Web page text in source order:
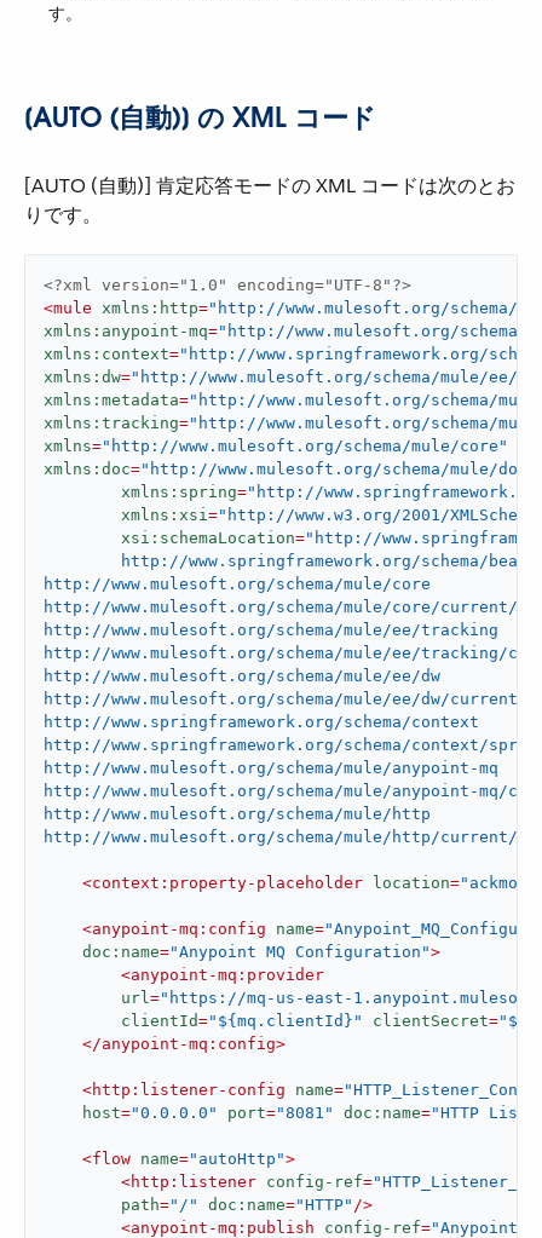
す。
[AUTO (自動)] の XML コード
[AUTO (自動)] 肯定応答モードの XML コードは次のとお
りです。
<?xml version="1.0" encoding="UTF-8"?>
<mule xmlns:http="http://www.mulesoft.org/schema/
xmlns:anypoint-mq="http://www.mulesoft.org/schema/
xmlns:context="http://www.springframework.org/
xmlns:dw="http://www.mulesoft.org/schema/mule/ee/
xmlns:metadata="http://www.mulesoft.org/schema/
xmlns:tracking="http://www.mulesoft.org/schema/
xmlns="http://www.mulesoft.org/schema/mule/core"
xmlns:doc="http://www.mulesoft.org/schema/mule/
xmlns:spring="http://
xmlns:xsi ="http://www.w3.org/2001/
xsi:schemaLocation="http://
http://www.mulesoft.org/schema/mule/core
http://www.mulesoft.org/schema/mule/core/current/
http://www.mulesoft.org/schema/mule/ee/tracking
http://www.mulesoft.org/schema/mule/ee/tracking/
http://www.mulesoft.org/schema/mule/ee/dw
http://www.mulesoft.org/schema/mule/ee/dw/current/
http://www.springframework.org/schema/context
http://www.springframework.org/schema/context/
http://www.mulesoft.org/schema/mule/anypoint-mq
http://www.mulesoft.org/schema/mule/anypoint-mq/
http://www.mulesoft.org/schema/mule/http
http://www.mulesoft.org/schema/mule/http/current/
<context:property-placeholder location=
<anypoint-mq:config name=
doc:name="Anypoint MQ Configuration">
<anypoint-mq:provider
url ="https://mq-us-east-
clientId="${mq.clientId}" clientSecret=
</anypoint-mq:config>
<http:listener-config name=
host="0.0.0.0" port="8081" doc:name="HTTP
<flow name="autoHttp">
<http:listener config-ref=
path="/" doc:name="HTTP" />
<anypoint-mq:publish config-ref=